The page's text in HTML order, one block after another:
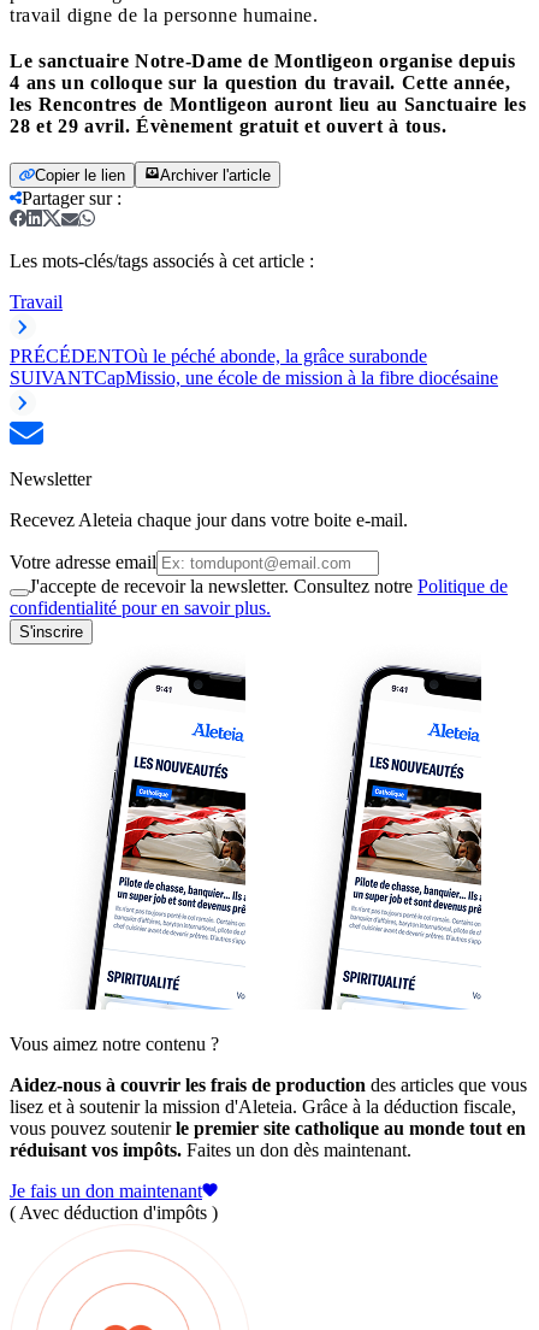
travail digne de la personne humaine.
Le sanctuaire Notre-Dame de Montligeon organise depuis
4 ans un colloque sur la question du travail. Cette année,
les Rencontres de Montligeon auront lieu au Sanctuaire les
28 et 29 avril. Évènement gratuit et ouvert à tous.
Copier le lien Archiver l'article
Partager sur:
Les mots-clés/tags associés à cet article :
Travail
PRÉCÉDENTOù le péché abonde, la grâce surabonde
SUIVANTCapMissio, une école de mission à la fibre diocésaine
Newsletter
Recevez Aleteia chaque jour dans votre boite e-mail.
Votre adresse email
J'accepte de recevoir la newsletter. Consultez notre Politique de
confidentialité pour en savoir plus.
S'inscrire
Vous aimez notre contenu ?
Aidez-nous à couvrir les frais de production des articles que vous
lisez et à soutenir la mission d'Aleteia. Grâce à la déduction fiscale,
vous pouvez soutenirle premier site catholique au monde tout en
réduisant vos impôts. Faites un don dès maintenant.
Je fais un don maintenant
( Avec déduction d'impôts )